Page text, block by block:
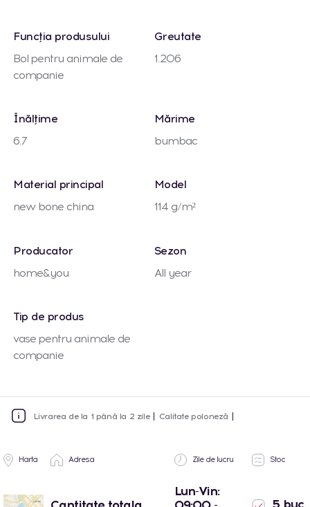
Funcția produsului
Bol pentru animale de
companie
Greutate
1.206
Înălțime
6.7
Mărime
bumbac
Material principal
new bone china
Model
114 g/m²
Producator
home&you
Sezon
All year
Tip de produs
vase pentru animale de
companie
Livrarea de la 1 până la 2 zile Calitate poloneză
Harta Adresa Zile de lucru Stoc
Lun-Vin: